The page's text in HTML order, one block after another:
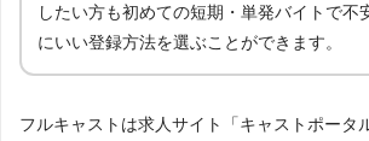
したい方も初めての短期・単発バイトで不
にいい登録方法を選ぶことができます。
フルキャストは求人サイト「キャストポータ